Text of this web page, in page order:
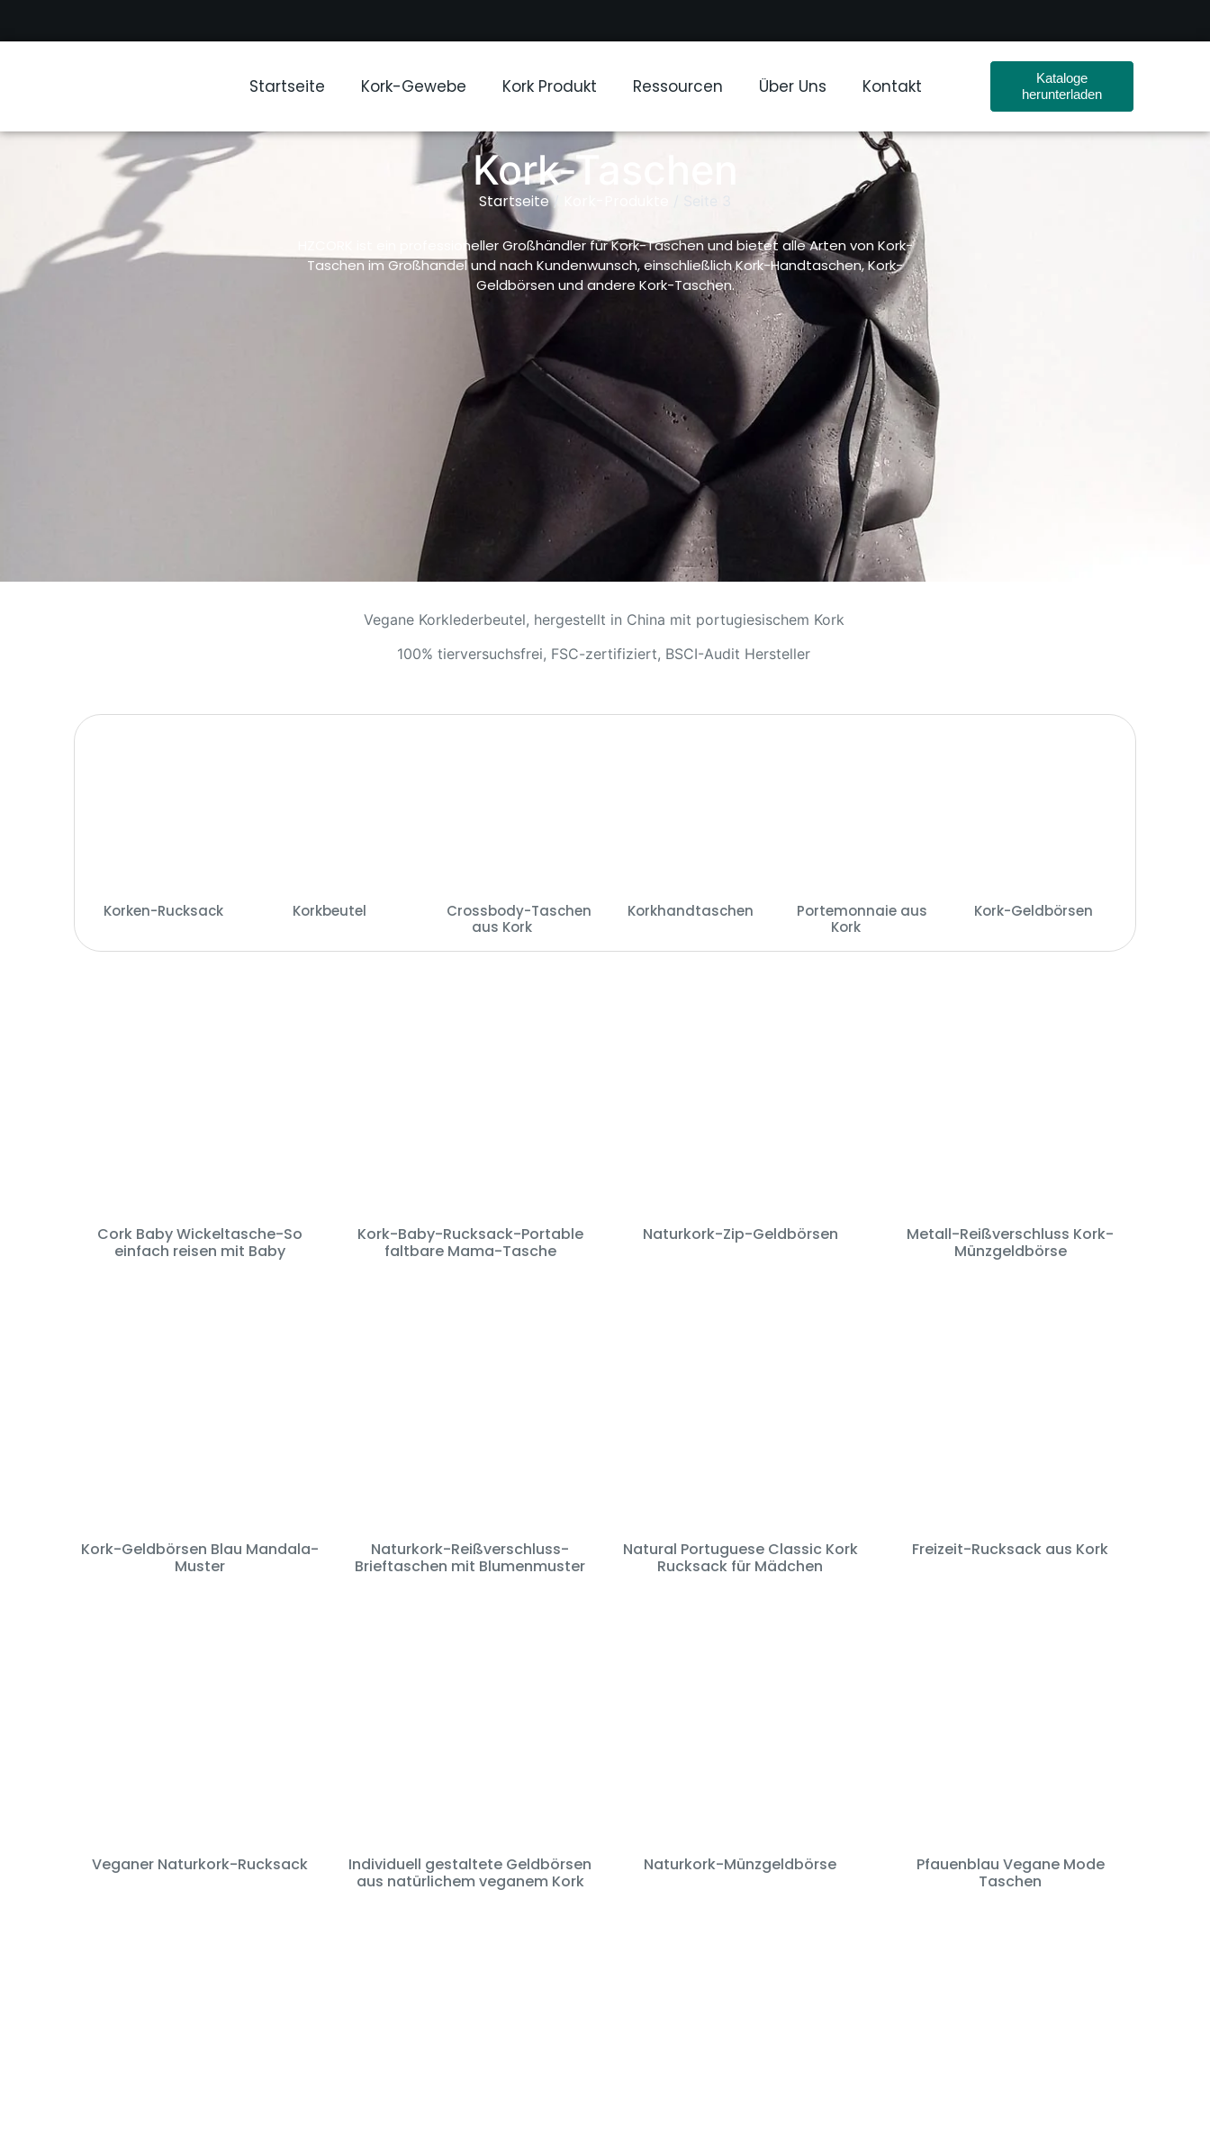
Startseite Kork-Gewebe Kork Produkt Ressourcen Über Uns Kontakt
Kataloge
herunterladen
Kork-Taschen
Startseite/
HZCORK ist ein professioneller Großhändler für Kork-Taschen und bietet alle Arten von Kork-
Taschen im Großhandel und nach Kundenwunsch, einschließlich Kork-Handtaschen, Kork-
Geldbörsen und andere Kork-Taschen.
Vegane Korklederbeutel, hergestellt in China mit portugiesischem Kork
100% tierversuchsfrei, FSC-zertifiziert, BSCI-Audit Hersteller
Korken-Rucksack Korkbeutel
Crossbody-Taschen
aus Kork
Korkhandtaschen
Portemonnaie aus
Kork
Kork-Geldbörsen
Cork Baby Wickeltasche-So
einfach reisen mit Baby
Kork-Baby-Rucksack-Portable
faltbare Mama-Tasche
Naturkork-Zip-Geldbörsen
Metall-Reißverschluss Kork-
Münzgeldbörse
Kork-Geldbörsen Blau Mandala-
Muster
Naturkork-Reißverschluss-
Brieftaschen mit Blumenmuster
Natural Portuguese Classic Kork
Rucksack für Mädchen
Freizeit-Rucksack aus Kork
Veganer Naturkork-Rucksack
Individuell gestaltete Geldbörsen
aus natürlichem veganem Kork
Naturkork-Münzgeldbörse
Pfauenblau Vegane Mode
Taschen